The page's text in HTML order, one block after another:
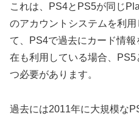
これは、PS4とPS5が同じ
のアカウントシステムを利
て、PS4で過去にカード情
在も利用している場合、
つ必要があります。
過去には2011年に大規模な